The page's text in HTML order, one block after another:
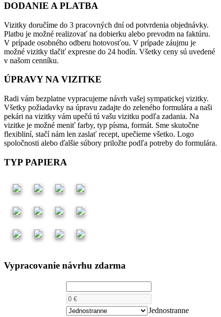
DODANIE A PLATBA
Vizitky doručíme do 3 pracovných dní od potvrdenia objednávky.
Platbu je možné realizovať na dobierku alebo prevodm na faktúru.
V prípade osobného odberu hotovosťou. V prípade záujmu je
možné vizitky tlačiť expresne do 24 hodín. Všetky ceny sú uvedené
v našom cenníku.
ÚPRAVY NA VIZITKE
Radi vám bezplatne vypracujeme návrh vašej sympatickej vizitky.
Všetky požiadavky na úpravu zadajte do zeleného formulára a naši
pekári na vizitky vám upečú tú vašu vizitku podľa zadania. Na
vizitke je možné meniť farby, typ písma, formát. Sme skutočne
flexibliní, stačí nám len zaslať recept, upečieme všetko. Logo
spoločnosti alebo ďalšie súbory priložte podľa potreby do formulára.
TYP PAPIERA
Vypracovanie návrhu zdarma
Jednostranne